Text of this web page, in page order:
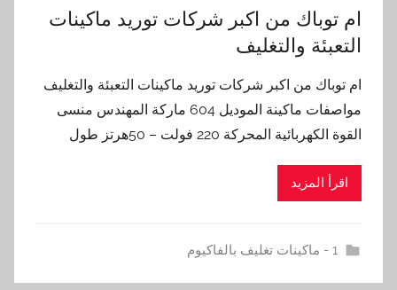
ام توباك من اكبر شركات توريد ماكينات
التعبئة والتغليف
ام توباك من اكبر شركات توريد ماكينات التعبئة والتغليف
مواصفات ماكينة الموديل 604 ماركة المهندس منسى
القوة الكهربائية المحركة 220 فولت – 50هرتز طول
اقرأ المزيد
1 - ماكينات تغليف بالفاكيوم